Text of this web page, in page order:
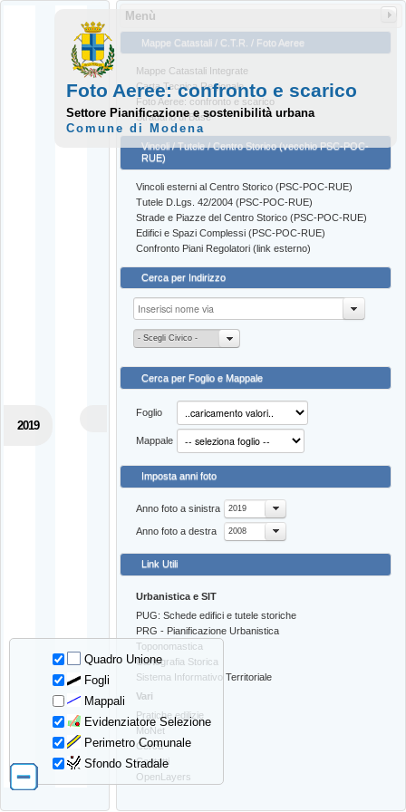
2019
Menù
Mappe Catastali / C.T.R. / Foto Aeree
Mappe Catastali Integrate
Carta Tecnica Regionale
Foto Aeree: confronto e scarico
Stradario di Base
Vincoli / Tutele / Centro Storico (vecchio PSC-POC-
RUE)
Vincoli esterni al Centro Storico (PSC-POC-RUE)
Tutele D.Lgs. 42/2004 (PSC-POC-RUE)
Strade e Piazze del Centro Storico (PSC-POC-RUE)
Edifici e Spazi Complessi (PSC-POC-RUE)
Confronto Piani Regolatori (link esterno)
Cerca per Indirizzo
- Scegli Civico -
Cerca per Foglio e Mappale
Foglio
Mappale
Imposta anni foto
Anno foto a sinistra 2019
Anno foto a destra 2008
Link Utili
Urbanistica e SIT
PUG: Schede edifici e tutele storiche
PRG - Pianificazione Urbanistica
Toponomastica
Cartografia Storica
Sistema Informativo Territoriale
Vari
Pratiche edilizie
MoNet
Cerca
Contatti
OpenLayers
Quadro Unione
Fogli
Mappali
Evidenziatore Selezione
Perimetro Comunale
Sfondo Stradale
Foto Aeree: confronto e scarico
Settore Pianificazione e sostenibilità urbana
Comune di Modena